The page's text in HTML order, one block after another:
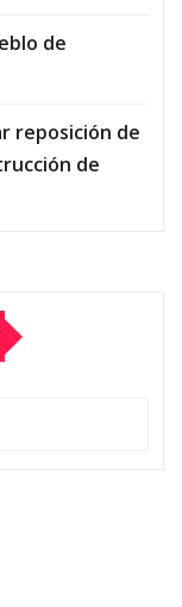
de
reposición de
de